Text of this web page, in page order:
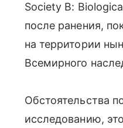
Society B:
после ранения,
на территории
Всемирного
Обстоятельства
исследованию,